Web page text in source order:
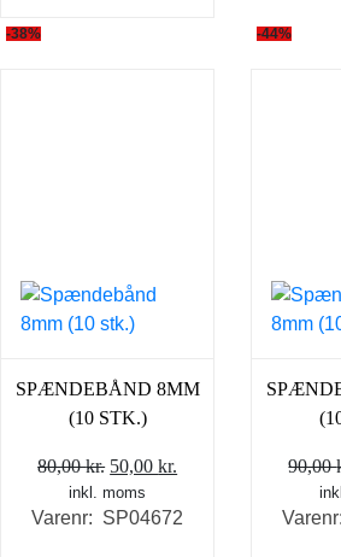
-38%
SPÆNDEBÅND 8MM
(10 STK.)
80,00kr. Den
oprindelige
pris
50,00kr.
pris
inkl. moms
Varenr: SP04672
-44%
90,00